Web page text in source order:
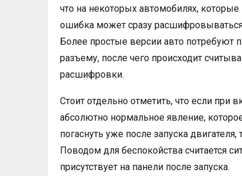
что на некоторых автомобилях,
ошибка может сразу
Более простые версии авто потребуют
разъему, после чего происходит
расшифровки.
Стоит отдельно отметить, что если при
абсолютно нормальное явление,
погаснуть уже после запуска
Поводом для беспокойства считается
присутствует на панели после запуска.